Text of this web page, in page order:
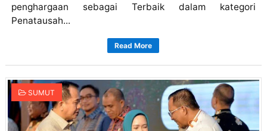
penghargaan sebagai Terbaik dalam kategori
Penatausah...
Read More
SUMUT